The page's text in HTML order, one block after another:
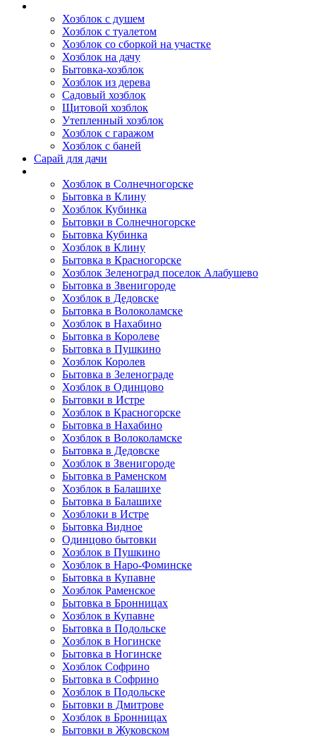
Хозблок с душем
Хозблок с туалетом
Хозблок со сборкой на участке
Хозблок на дачу
Бытовка-хозблок
Хозблок из дерева
Садовый хозблок
Щитовой хозблок
Утепленный хозблок
Хозблок с гаражом
Хозблок с баней
Сарай для дачи
Хозблок в Солнечногорске
Бытовка в Клину
Хозблок Кубинка
Бытовки в Солнечногорске
Бытовка Кубинка
Хозблок в Клину
Бытовка в Красногорске
Хозблок Зеленоград поселок Алабушево
Бытовка в Звенигороде
Хозблок в Дедовске
Бытовка в Волоколамске
Хозблок в Нахабино
Бытовка в Королеве
Бытовкa в Пушкино
Хозблок Королев
Бытовка в Зеленограде
Хозблок в Одинцово
Бытовки в Истре
Хозблок в Красногорске
Бытовка в Нахабино
Хозблок в Волоколамске
Бытовкa в Дедовске
Хозблок в Звенигороде
Бытовка в Раменском
Хозблок в Балашихе
Бытовкa в Балашихе
Хозблоки в Истре
Бытовка Видное
Одинцово бытовки
Хозблок в Пушкино
Хозблок в Наро-Фоминске
Бытовка в Купавне
Хозблок Раменское
Бытовка в Бронницах
Хозблок в Купавне
Бытовка в Подольске
Хозблок в Ногинске
Бытовка в Ногинске
Хозблок Софрино
Бытовка в Софрино
Хозблок в Подольске
Бытовки в Дмитрове
Хозблок в Бронницах
Бытовки в Жуковском